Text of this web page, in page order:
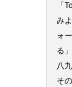
「
み
ォ
る
八
そ